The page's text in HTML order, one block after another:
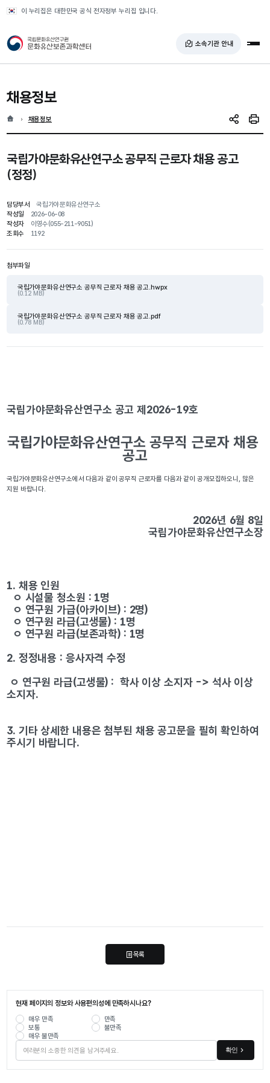
이 누리집은 대한민국 공식 전자정부 누리집 입니다.
국가유산청 문화유산보존과학센터 소속기관 안내 전
채용정보
홈 현재 위치
채용정보 SNS 공유인쇄
국립가야문화유산연구소 공무직 근로자 채용 공고
(정정)
담당부서
국립가야문화유산연구소
작성일
2026-06-08
작성자
이영수(055-211-9051)
조회수
1192
첨부파일
국립가야문화유산연구소 공무직 근로자 채용 공고.hwpx
(0.12 MB)
국립가야문화유산연구소 공무직 근로자 채용 공고.pdf
(0.78 MB)
국립가야문화유산연구소 공고 제2026-19호
국립가야문화유산연구소 공무직 근로자 채용
국립가야문화유산연구소에서 다음과 같이 공무직 근로자를 다음과 같이 공개모집하오니, 많은
국립가야문화유산연구소장
ㅇ 연구원 라급(보존과학) : 1명
2. 정정내용 : 응사자격 수정
ㅇ 연구원 라급(고생물) :  학사 이상 소지자 -> 석사 이상
소지자.
3. 기타 상세한 내용은 첨부된 채용 공고문을 필히 확인하여
목록
현재 페이지의 정보와 사용편의성에 만족하시나요?
매우 만족
만족
보통
불만족
매우 불만족
확인